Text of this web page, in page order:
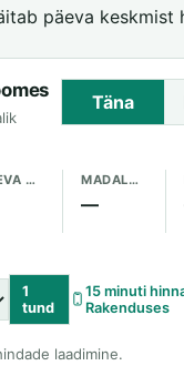
päeva keskmist
Täna
PÄEVA KESKMINE MADALAIM
—
1
tund
15 minuti
Rakenduses
laadimine.